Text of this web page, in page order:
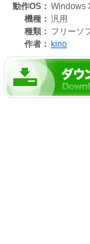
動作OS： Windows
機種： 汎用
種類： フリーソ
作者： kino